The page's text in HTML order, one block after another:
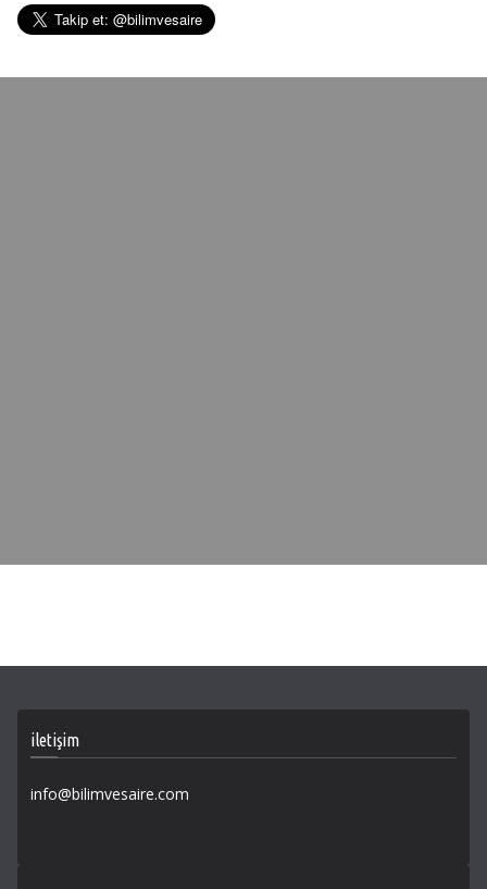
iletişim
info@bilimvesaire.com